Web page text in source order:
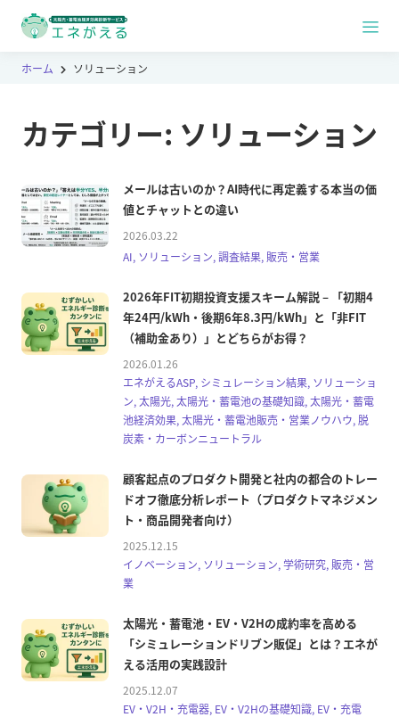
ホーム ソリューション
カテゴリー: ソリューション
メールは古いのか？AI時代に再定義する本当の価
値とチャットとの違い
2026.03.22
AI, ソリューション, 調査結果, 販売・営業
2026年FIT初期投資支援スキーム解説 – 「初期4
年24円/kWh・後期6年8.3円/kWh」と「非FIT
（補助金あり）」とどちらがお得？
2026.01.26
エネがえるASP, シミュレーション結果, ソリューショ
ン, 太陽光, 太陽光・蓄電池の基礎知識, 太陽光・蓄電
池経済効果, 太陽光・蓄電池販売・営業ノウハウ, 脱
炭素・カーボンニュートラル
顧客起点のプロダクト開発と社内の都合のトレー
ドオフ徹底分析レポート（プロダクトマネジメン
ト・商品開発者向け）
2025.12.15
イノベーション, ソリューション, 学術研究, 販売・営
業
太陽光・蓄電池・EV・V2Hの成約率を高める
「シミュレーションドリブン販促」とは？エネが
える活用の実践設計
2025.12.07
EV・V2H・充電器, EV・V2Hの基礎知識, EV・充電